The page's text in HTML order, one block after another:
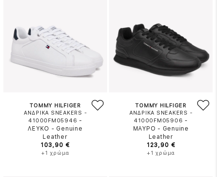
TOMMY HILFIGER
ΑΝΔΡΙΚΑ SNEAKERS -
41000FM05946 -
ΛΕΥΚΟ - Genuine
Leather
103,90 €
+1 χρώμα
TOMMY HILFIGER
ΑΝΔΡΙΚΑ SNEAKERS -
41000FM05906 -
ΜΑΥΡΟ - Genuine
Leather
123,90 €
+1 χρώμα